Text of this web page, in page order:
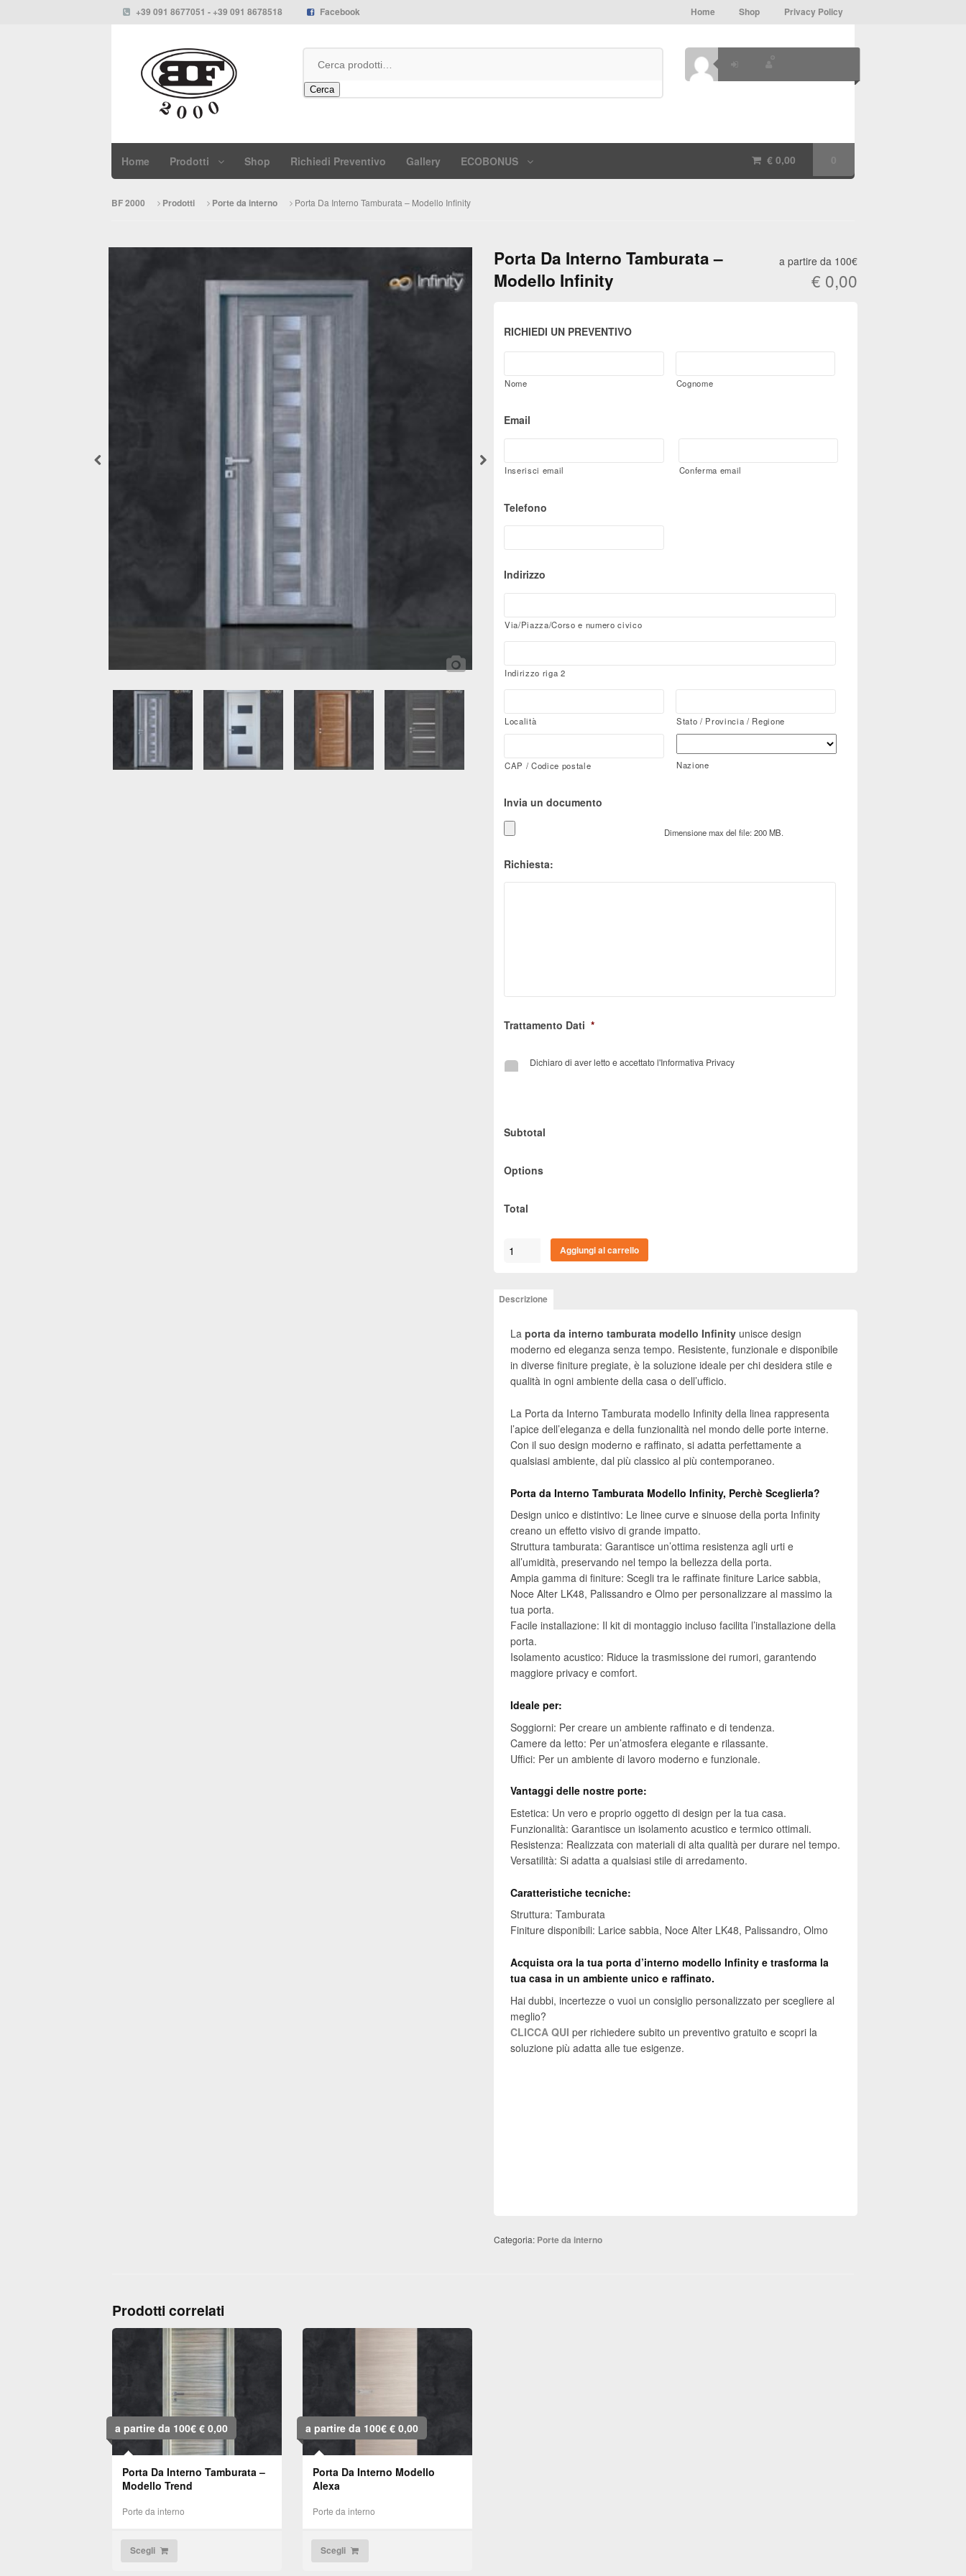
+39 091 8677051 - +39 091 8678518 Facebook Home Shop Privacy Policy
Cerca
€0,00
Home Prodotti Shop Richiedi Preventivo Gallery ECOBONUS
BF 2000 Prodotti Porte da interno Porta Da Interno Tamburata – Modello Infinity
Porta Da Interno Tamburata –
Modello Infinity
a partire da 100€
€ 0,00
RICHIEDI UN PREVENTIVO
Nome Cognome
Email
Inserisci email Conferma email
Telefono
Indirizzo
Via/Piazza/Corso e numero civico
Indirizzo riga 2
Località Stato / Provincia / Regione
CAP / Codice postale Nazione
Invia un documento
Dimensione max del file: 200 MB.
Richiesta:
Trattamento Dati *
Dichiaro di aver letto e accettato l'Informativa Privacy
Subtotal
Options
Total
Porta
Tamburata
Infinity
quantità
Aggiungi al carrello
Descrizione
La porta da interno tamburata modello Infinityunisce design
moderno ed eleganza senza tempo. Resistente, funzionale e disponibile
in diverse finiture pregiate, è la soluzione ideale per chi desidera stile e
qualità in ogni ambiente della casa o dell’ufficio.
La Porta da Interno Tamburata modello Infinity della linea rappresenta
l’apice dell’eleganza e della funzionalità nel mondo delle porte interne.
Con il suo design moderno e raffinato, si adatta perfettamente a
qualsiasi ambiente, dal più classico al più contemporaneo.
Porta da Interno Tamburata Modello Infinity, Perchè Sceglierla?
Design unico e distintivo: Le linee curve e sinuose della porta Infinity
creano un effetto visivo di grande impatto.
Struttura tamburata: Garantisce un’ottima resistenza agli urti e
all’umidità, preservando nel tempo la bellezza della porta.
Ampia gamma di finiture: Scegli tra le raffinate finiture Larice sabbia,
Noce Alter LK48, Palissandro e Olmo per personalizzare al massimo la
tua porta.
Facile installazione: Il kit di montaggio incluso facilita l’installazione della
porta.
Isolamento acustico: Riduce la trasmissione dei rumori, garantendo
maggiore privacy e comfort.
Ideale per:
Soggiorni: Per creare un ambiente raffinato e di tendenza.
Camere da letto: Per un’atmosfera elegante e rilassante.
Uffici: Per un ambiente di lavoro moderno e funzionale.
Vantaggi delle nostre porte:
Estetica: Un vero e proprio oggetto di design per la tua casa.
Funzionalità: Garantisce un isolamento acustico e termico ottimali.
Resistenza: Realizzata con materiali di alta qualità per durare nel tempo.
Versatilità: Si adatta a qualsiasi stile di arredamento.
Caratteristiche tecniche:
Struttura: Tamburata
Finiture disponibili: Larice sabbia, Noce Alter LK48, Palissandro, Olmo
Acquista ora la tua porta d’interno modello Infinity e trasforma la
tua casa in un ambiente unico e raffinato.
Hai dubbi, incertezze o vuoi un consiglio personalizzato per scegliere al
meglio?
CLICCA QUI per richiedere subito un preventivo gratuito e scopri la
soluzione più adatta alle tue esigenze.
Categoria: Porte da interno
Prodotti correlati
a partire da 100€ €0,00
Porta Da Interno Tamburata –
Modello Trend
Porte da interno
Scegli
a partire da 100€€ 0,00
Porta Da Interno Modello
Alexa
Porte da interno
Scegli